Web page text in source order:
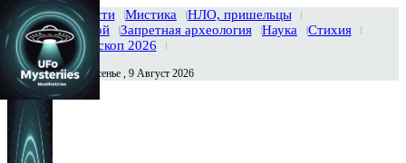
Главная Новости Мистика
НЛО, пришельцы
Тайны вселенной
Запретная археология Наука
Стихия
История
Гороскоп 2026
Сегодня Воскресенье , 9 Август 2026